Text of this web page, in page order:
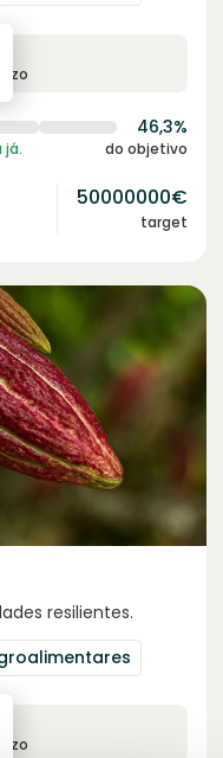
46,3%
já. do objetivo
50000000€
target
resilientes.